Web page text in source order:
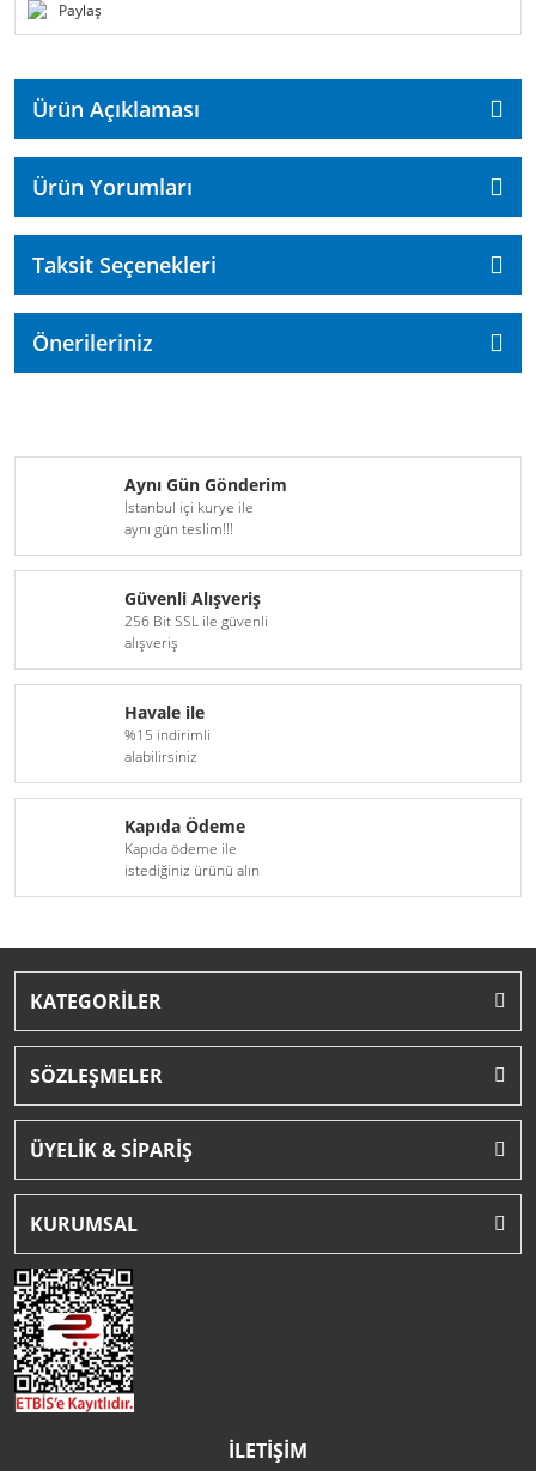
Paylaş
Ürün Açıklaması
Ürün Yorumları
Taksit Seçenekleri
Önerileriniz
Aynı Gün Gönderim
İstanbul içi kurye ile
aynı gün teslim!!!
Güvenli Alışveriş
256 Bit SSL ile güvenli
alışveriş
Havale ile
%15 indirimli
alabilirsiniz
Kapıda Ödeme
Kapıda ödeme ile
istediğiniz ürünü alın
KATEGORİLER
SÖZLEŞMELER
ÜYELİK & SİPARİŞ
KURUMSAL
İLETİŞİM